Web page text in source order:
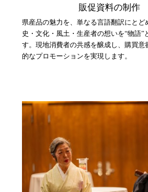
販促資料の制作
県産品の魅力を、単なる言語翻訳にとど
史・文化・風土・生産者の想いを“物語”
す。 現地消費者の共感を醸成し、購買意
的なプロモーションを実現します。